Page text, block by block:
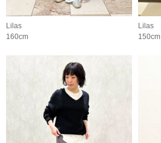
Lilas
160cm
Lilas
150cm